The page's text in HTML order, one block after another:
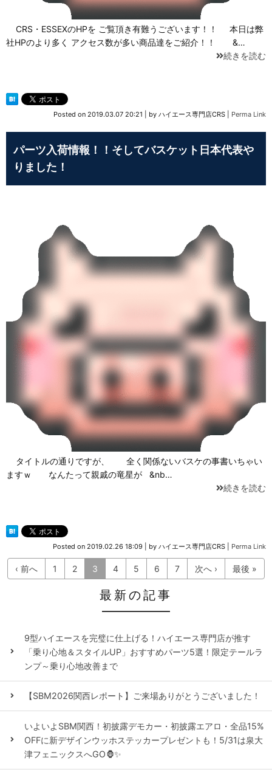
CRS・ESSEXのHPを ご覧頂き有難うございます！！ 本日は弊
社HPのより多く アクセス数が多い商品達をご紹介！！ &…
続きを読む
Posted on 2019.03.07 20:21 by ハイエース専門店CRS Perma Link
パーツ入荷情報！！そしてバスケット日本代表や
りました！
タイトルの通りですが、 全く関係ないバスケの事書いちゃい
ますｗ なんたって親戚の竜星が &nb…
続きを読む
Posted on 2019.02.26 18:09 by ハイエース専門店CRS Perma Link
‹ 前へ 1 2 3 4 5 6 7 次へ › 最後 »
最新の記事
9型ハイエースを完璧に仕上げる！ハイエース専門店が推す
「乗り心地＆スタイルUP」おすすめパーツ5選！限定テールラ
ンプ～乗り心地改善まで
【SBM2026関西レポート】ご来場ありがとうございました！
いよいよSBM関西！初披露デモカー・初披露エアロ・全品15%
OFFに新デザインウッホステッカープレゼントも！5/31は泉大
津フェニックスへGO🦍✨